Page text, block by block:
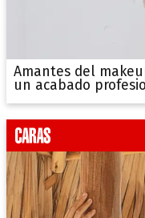
Amantes del
un acabado